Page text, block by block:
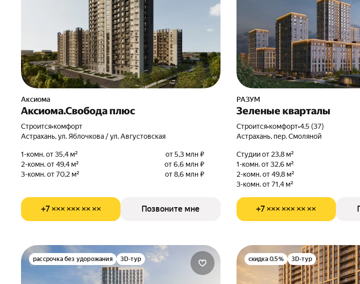
Аксиома
Аксиома.Свобода плюс
Строится•комфорт
Астрахань, ул. Яблочкова / ул. Августовская
1-комн. от 35,4 м²
от 5,3 млн ₽
2-комн. от 49,4 м²
от 6,6 млн ₽
3-комн. от 70,2 м²
от 8,6 млн ₽
+7 ××× ××× ×× ×× Позвоните мне
РАЗУМ
Зеленые кварталы
Строится•комфорт•4.5 (37)
Астрахань, пер. Смоляной
Студии от 23,8 м²
1-комн. от 32,6 м²
2-комн. от 49,8 м²
3-комн. от 71,4 м²
+7 ××× ××× ×× ××
рассрочка без удорожания 3D-тур скидка 0.5% 3D-тур